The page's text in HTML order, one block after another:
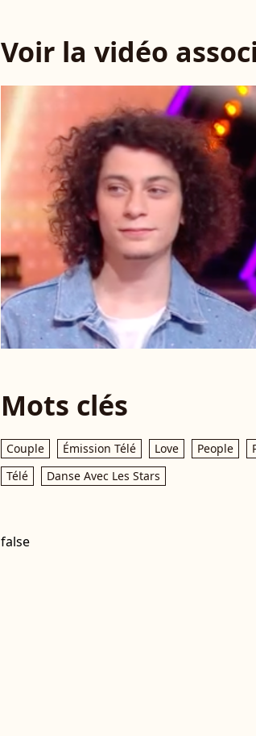
Voir la vidéo
Mots clés
Couple Émission Télé Love People
Télé
Danse Avec Les Stars
false